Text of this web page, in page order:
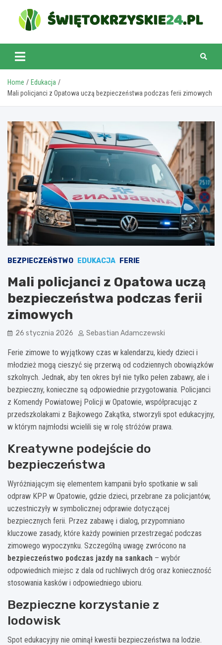
content
swietokrzyskie24.pl
Home
Edukacja
Mali policjanci z Opatowa uczą bezpieczeństwa podczas ferii zimowych
BEZPIECZEŃSTWO EDUKACJA FERIE
Mali policjanci z Opatowa uczą
bezpieczeństwa podczas ferii
zimowych
26 stycznia 2026 Sebastian Adamczewski
Ferie zimowe to wyjątkowy czas w kalendarzu, kiedy dzieci i
młodzież mogą cieszyć się przerwą od codziennych obowiązków
szkolnych. Jednak, aby ten okres był nie tylko pełen zabawy, ale i
bezpieczny, konieczne są odpowiednie przygotowania. Policjanci
z Komendy Powiatowej Policji w Opatowie, współpracując z
przedszkolakami z Bajkowego Zakątka, stworzyli spot edukacyjny,
w którym najmłodsi wcielili się w rolę stróżów prawa.
Kreatywne podejście do
bezpieczeństwa
Wyróżniającym się elementem kampanii było spotkanie w sali
odpraw KPP w Opatowie, gdzie dzieci, przebrane za policjantów,
uczestniczyły w symbolicznej odprawie dotyczącej
bezpiecznych ferii. Przez zabawę i dialog, przypomniano
kluczowe zasady, które każdy powinien przestrzegać podczas
zimowego wypoczynku. Szczególną uwagę zwrócono na
bezpieczeństwo podczas jazdy na sankach – wybór
odpowiednich miejsc z dala od ruchliwych dróg oraz konieczność
stosowania kasków i odpowiedniego ubioru.
Bezpieczne korzystanie z
lodowisk
Spot edukacyjny nie ominął kwestii bezpieczeństwa na lodzie.